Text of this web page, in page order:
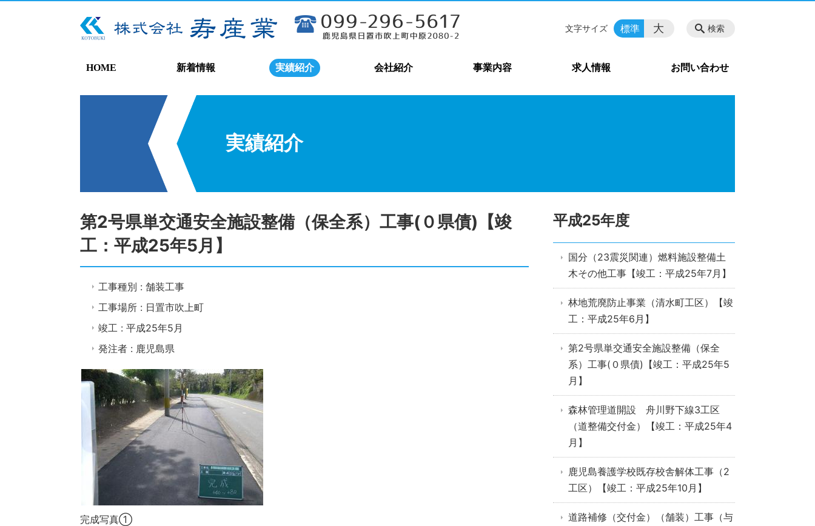
HOME 新着情報 実績紹介 会社紹介 事業内容 求人情報 お問い合わせ
検索
文字サイズ 標準 大
実績紹介
第2号県単交通安全施設整備（保全系）工事(０県債)【竣
工：平成25年5月】
工事種別 : 舗装工事
工事場所 : 日置市吹上町
竣工 : 平成25年5月
発注者 : 鹿児島県
完成写真①
平成25年度
国分（23震災関連）燃料施設整備土
木その他工事【竣工：平成25年7月】
林地荒廃防止事業（清水町工区）【竣
工：平成25年6月】
第2号県単交通安全施設整備（保全
系）工事(０県債)【竣工：平成25年5
月】
森林管理道開設 舟川野下線3工区
（道整備交付金）【竣工：平成25年4
月】
鹿児島養護学校既存校舎解体工事（2
工区）【竣工：平成25年10月】
道路補修（交付金）（舗装）工事（与